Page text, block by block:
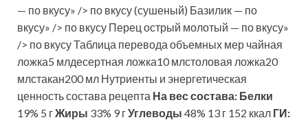
— по вкусу» /> по вкусу (сушеный) Базилик — по
вкусу» /> по вкусу Перец острый молотый — по вкусу»
/> по вкусу Таблица перевода объемных мер чайная
ложка5 млдесертная ложка10 млстоловая ложка20
млстакан200 мл Нутриенты и энергетическая
ценность состава рецепта На вес состава: Белки
19% 5 гЖиры 33% 9 гУглеводы 48% 13 г 152 ккал ГИ: